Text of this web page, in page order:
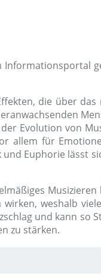
die über
Evolution von
allem für
Euphorie lässt
weshalb
und kann so
zu stärken.